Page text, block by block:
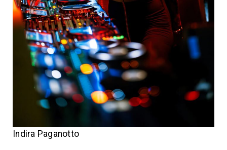
Indira Paganotto